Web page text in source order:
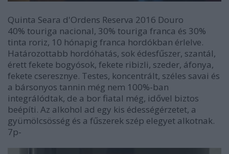
Quinta Seara d'Ordens Reserva 2016 Douro
40% touriga nacional, 30% touriga franca és 30%
tinta roriz, 10 hónapig franca hordókban érlelve.
Határozottabb hordóhatás, sok édesfűszer, szantál,
érett fekete bogyósok, fekete ribizli, szeder, áfonya,
fekete cseresznye. Testes, koncentrált, széles savai és
a bársonyos tannin még nem 100%-ban
integrálódtak, de a bor fiatal még, idővel biztos
beépíti. Az alkohol ad egy kis édességérzetet, a
gyümölcsösség és a fűszerek szép elegyet alkotnak.
7p-